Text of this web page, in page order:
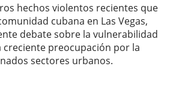
hechos violentos recientes que
cubana en Las Vegas,
debate sobre la vulnerabilidad
creciente preocupación por la
sectores urbanos.